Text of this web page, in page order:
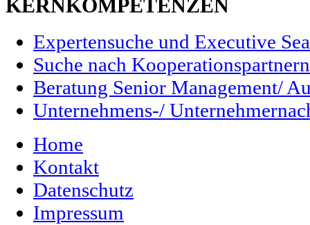
KERNKOMPETENZEN
Expertensuche und Executive
Suche nach
Beratung Senior Management/
Unternehmens-/
Home
Kontakt
Datenschutz
Impressum